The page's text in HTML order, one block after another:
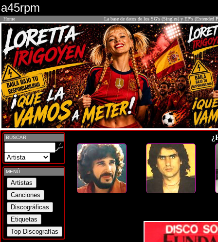
a45rpm
Home La base de datos de los SG's (Singles) y EP's (Extended
BUSCAR
MENÚ